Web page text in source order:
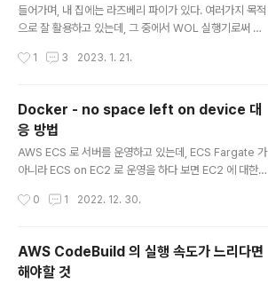
에서도 Private Subnet 에 있는 EC2 에 바로 접속할 수
있어서 개발자 생산성 향상시킬 수 있음 SSH 접속 기록을
감사 capabil..
들어가며, 내 집에는 라즈베리 파이가 있다. 여러가지 목적
으로 잘 활용하고 있는데, 그 중에서 WOL 실행기로써 사
어디서든 집에 있는 컴퓨터를 켜고 각종 필요한 관공서/민
종종 있기 때문이다. 원래는 WOL 기능이 지원되는 iptim
e 의 공유기를 썼었는데, 이사온 집에서는 Wifi mesh 때
문에 통신사에서 빌려주는 공유기를 쓰고 있다. 따로 Wifi
mesh 를 구성할 수도 있었지만 굳이 비용을 들이지 않고
그렇게 쓰고 있다. 그러나 통신사에서 주는 공유기는 WOL
1 3 2023. 1. 21.
Docker - no space left on device 대
응 방법
AWS ECS 로 서버를 운영하고 있는데, ECS Fargate 가
아니라 ECS on EC2 로 운영을 하다 보면 EC2 에 대한
n EC2 로 운영하고 있는 상황에서 새로운 ECS task 를
led to register layer. ... no space left on device
와 같이 오류가 발생하며 task 가 실행되지 않는 이슈가 생
길 수 있다. 이는 EC2 의 용량이 꽉 차서 생기는 문제일 확
0 1 2022. 12. 30.
AWS CodeBuild 의 실행 속도가 느리다면
해야할 것